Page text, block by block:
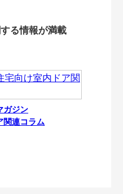
る情報が満載
ガジン
関連コラム